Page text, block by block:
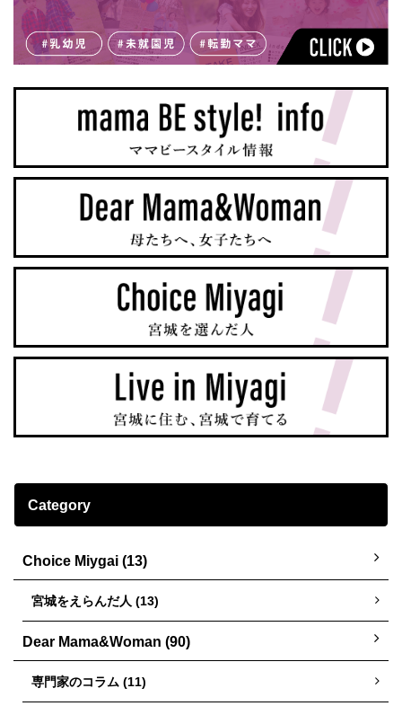
Category
Choice Miygai (13)
宮城をえらんだ人 (13)
Dear Mama&Woman (90)
専門家のコラム (11)